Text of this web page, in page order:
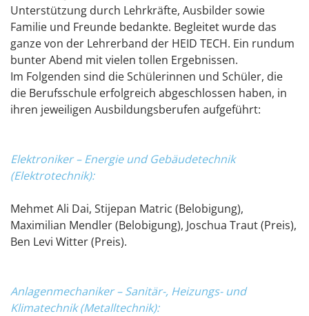
Unterstützung durch Lehrkräfte, Ausbilder sowie
Familie und Freunde bedankte. Begleitet wurde das
ganze von der Lehrerband der HEID TECH. Ein rundum
bunter Abend mit vielen tollen Ergebnissen.
Im Folgenden sind die Schülerinnen und Schüler, die
die Berufsschule erfolgreich abgeschlossen haben, in
ihren jeweiligen Ausbildungsberufen aufgeführt:
Elektroniker – Energie und Gebäudetechnik
(Elektrotechnik):
Mehmet Ali Dai, Stijepan Matric (Belobigung),
Maximilian Mendler (Belobigung), Joschua Traut (Preis),
Ben Levi Witter (Preis).
Anlagenmechaniker – Sanitär-, Heizungs- und
Klimatechnik (Metalltechnik):